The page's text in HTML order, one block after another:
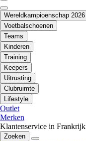
Wereldkampioenschap 2026
Voetbalschoenen
Teams
Kinderen
Training
Keepers
Uitrusting
Clubruimte
Lifestyle
Outlet
Merken
Klantenservice in Frankrijk
Zoeken